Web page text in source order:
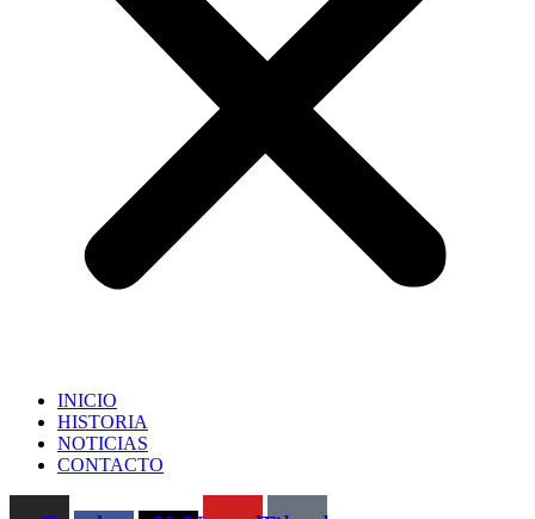
INICIO
HISTORIA
NOTICIAS
CONTACTO